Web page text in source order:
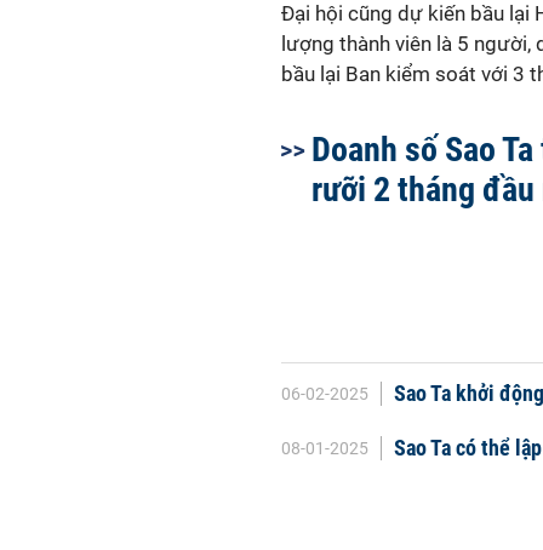
Đại hội cũng dự kiến bầu lại
lượng thành viên là 5 người,
bầu lại Ban kiểm soát với 3
Doanh số Sao
rưỡi 2 tháng đầu
06-02-2025 Sao Ta khởi
08-01-2025 Sao Ta có thể